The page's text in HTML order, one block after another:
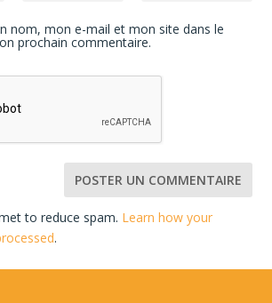
nom, mon e-mail et mon site dans le
prochain commentaire.
to reduce spam. Learn how your
.